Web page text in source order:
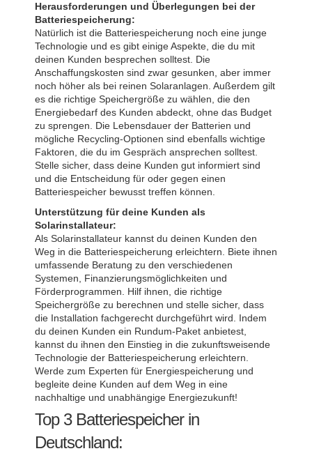
Herausforderungen und Überlegungen bei der
Batteriespeicherung:
Natürlich ist die Batteriespeicherung noch eine junge
Technologie und es gibt einige Aspekte, die du mit
deinen Kunden besprechen solltest. Die
Anschaffungskosten sind zwar gesunken, aber immer
noch höher als bei reinen Solaranlagen. Außerdem gilt
es die richtige Speichergröße zu wählen, die den
Energiebedarf des Kunden abdeckt, ohne das Budget
zu sprengen. Die Lebensdauer der Batterien und
mögliche Recycling-Optionen sind ebenfalls wichtige
Faktoren, die du im Gespräch ansprechen solltest.
Stelle sicher, dass deine Kunden gut informiert sind
und die Entscheidung für oder gegen einen
Batteriespeicher bewusst treffen können.
Unterstützung für deine Kunden als
Solarinstallateur:
Als Solarinstallateur kannst du deinen Kunden den
Weg in die Batteriespeicherung erleichtern. Biete ihnen
umfassende Beratung zu den verschiedenen
Systemen, Finanzierungsmöglichkeiten und
Förderprogrammen. Hilf ihnen, die richtige
Speichergröße zu berechnen und stelle sicher, dass
die Installation fachgerecht durchgeführt wird. Indem
du deinen Kunden ein Rundum-Paket anbietest,
kannst du ihnen den Einstieg in die zukunftsweisende
Technologie der Batteriespeicherung erleichtern.
Werde zum Experten für Energiespeicherung und
begleite deine Kunden auf dem Weg in eine
nachhaltige und unabhängige Energiezukunft!
Top 3 Batteriespeicher in
Deutschland: